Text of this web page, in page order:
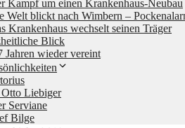
Kampf um einen Krankenhaus-Neubau
Welt blickt nach Wimbern –
Krankenhaus wechselt seinen Träger
Blick
Jahren wieder vereint
Liebiger
Serviane
Bilge